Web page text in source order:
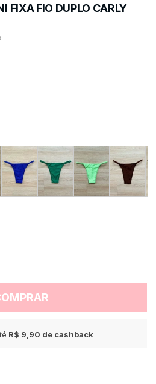
FIXA FIO DUPLO CARLY
R$ 9,90 de cashback